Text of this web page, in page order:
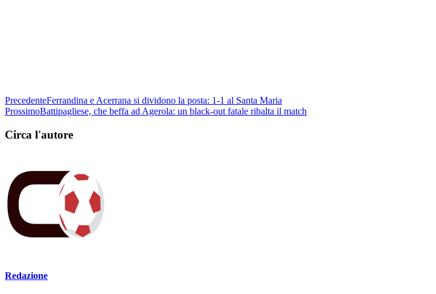
ProssimoBattipagliese, che beffa ad Agerola: un black-out fatale ribalta il match